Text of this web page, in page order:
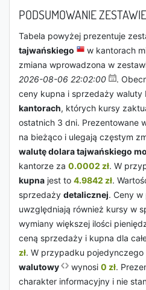
PODSUMOWANIE
Tabela powyżej prezentuje
tajwańskiego
w kantorach
zmiana wprowadzona w
2026-08-06 22:02:00
.
ceny kupna i sprzedaży waluty
kantorach, których kursy
ostatnich 3 dni. Prezentowane
na bieżąco i ulegają częstym
walutę dolara tajwańskiego
kantorze za 0.0002 zł. W
kupna jest to 4.9842 zł.
sprzedaży detalicznej. Ceny w
uwzględniają również kursy w
wymiany większej ilości
ceną sprzedaży i kupna dla
zł. W przypadku
walutowy
wynosi 0 zł.
charakter informacyjny i nie